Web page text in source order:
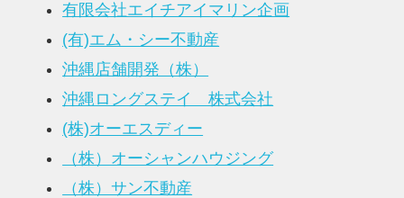
有限会社エイチアイマリン企画
(有)エム・シー不動産
沖縄店舗開発（株）
沖縄ロングステイ 株式会社
(株)オーエスディー
（株）オーシャンハウジング
（株）サン不動産